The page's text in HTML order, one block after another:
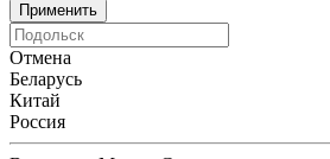
Применить
Отмена
Беларусь
Китай
Россия